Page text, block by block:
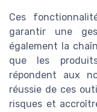
Ces
garantir une
également la
que les
répondent aux
réussie de ces
risques et